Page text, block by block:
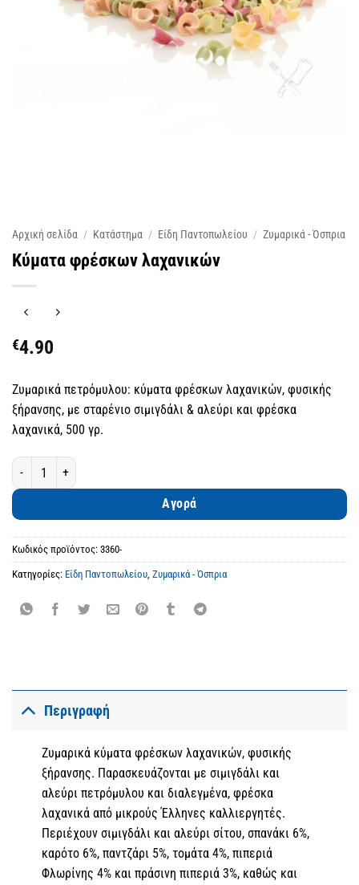
Αρχική σελίδα / Κατάστημα / Είδη Παντοπωλείου / Ζυμαρικά - Όσπρια
Κύματα φρέσκων λαχανικών
€4.90
Ζυμαρικά πετρόμυλου: κύματα φρέσκων λαχανικών, φυσικής
ξήρανσης, με σταρένιο σιμιγδάλι & αλεύρι και φρέσκα
λαχανικά, 500 γρ.
Κύματα φρέσκων λαχανικών ποσότητα
Αγορά
Κωδικός προϊόντος: 3360-
Κατηγορίες: Είδη Παντοπωλείου, Ζυμαρικά - Όσπρια
Περιγραφή
Ζυμαρικά κύματα φρέσκων λαχανικών, φυσικής
ξήρανσης. Παρασκευάζονται με σιμιγδάλι και
αλεύρι πετρόμυλου και διαλεγμένα, φρέσκα
λαχανικά από μικρούς Έλληνες καλλιεργητές.
Περιέχουν σιμιγδάλι και αλεύρι σίτου, σπανάκι 6%,
καρότο 6%, παντζάρι 5%, τομάτα 4%, πιπεριά
Φλωρίνης 4% και πράσινη πιπεριά 3%, καθώς και